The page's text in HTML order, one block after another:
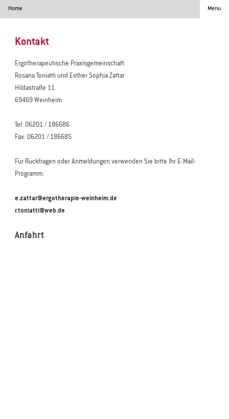
Home Menu
Kontakt
Ergotherapeutische Praxisgemeinschaft
Rosana Toniatti und Esther Sophia Zattar
Hildastraße 11
69469 Weinheim
Tel: 06201 / 186686
Fax: 06201 / 186685
Für Rückfragen oder Anmeldungen verwenden Sie bitte Ihr E-Mail-
Programm:
e.zattar@ergotherapie-weinheim.de
r.toniatti@web.de
Anfahrt